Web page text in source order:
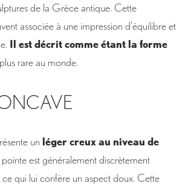
de la Grèce antique. Cette
associée à une impression d'équilibre et
Il est décrit comme étant la forme
rare au monde.
un léger creux au niveau de
pointe est généralement discrètement
ce qui lui confère un aspect doux. Cette